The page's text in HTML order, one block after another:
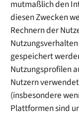
mutmaßlich den
diesen Zwecken
Rechnern der
gespeichert
Nutzungsprofilen
Nutzern
(insbesondere
Plattformen sind